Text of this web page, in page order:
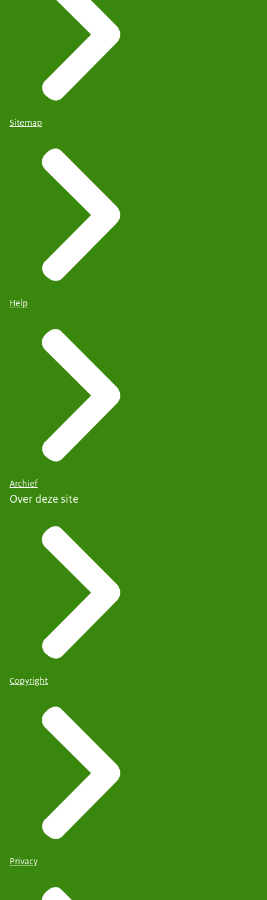
Sitemap
Help
Archief
Over deze site
Copyright
Privacy